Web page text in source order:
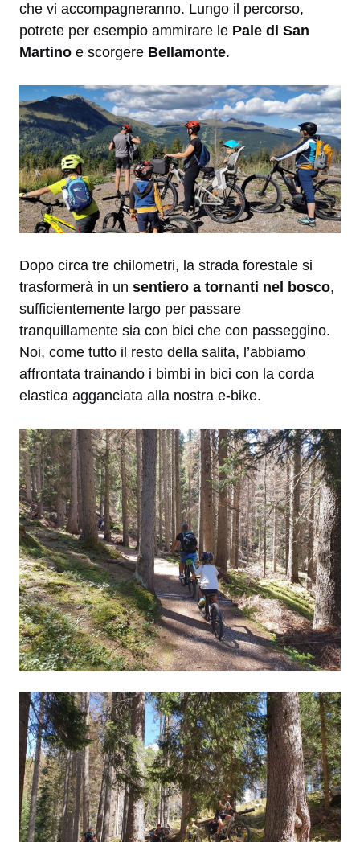
che vi accompagneranno. Lungo il percorso,
potrete per esempio ammirare le Pale di San
Martino e scorgere Bellamonte.
Dopo circa tre chilometri, la strada forestale si
trasformerà in un sentiero a tornanti nel bosco,
sufficientemente largo per passare
tranquillamente sia con bici che con passeggino.
Noi, come tutto il resto della salita, l’abbiamo
affrontata trainando i bimbi in bici con la corda
elastica agganciata alla nostra e-bike.